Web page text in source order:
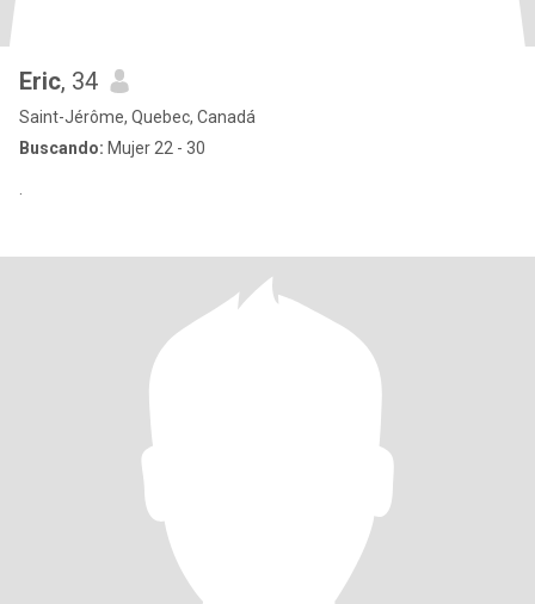
Eric, 34
Saint-Jérôme, Quebec, Canadá
Buscando: Mujer 22 - 30